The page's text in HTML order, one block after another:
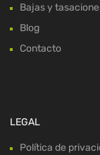
Bajas y
Blog
Contacto
LEGAL
Política de